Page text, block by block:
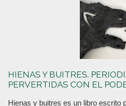
HIENAS Y BUITRES.
PERVERTIDAS CON EL
Hienas y buitres es un libro escrito